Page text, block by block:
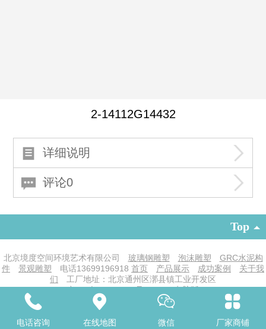
2-14112G14432
详细说明
评论0
Top
北京境度空间环境艺术有限公司 玻璃钢雕塑 泡沫雕塑
GRC水泥构
件
景观雕塑 电话13699196918 首页 产品展示 成功案例
关于我
们 工厂地址：北京通州区漷县镇工业开发区
京ICP备19016719号-1
|
电脑版
凡科商城提供技术支持
电话咨询 在线地图 微信 厂家商铺